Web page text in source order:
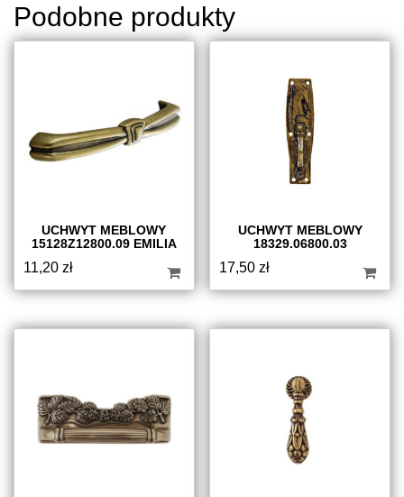
Podobne produkty
UCHWYT MEBLOWY
15128Z12800.09 EMILIA
11,20 zł
UCHWYT MEBLOWY
18329.06800.03
17,50zł